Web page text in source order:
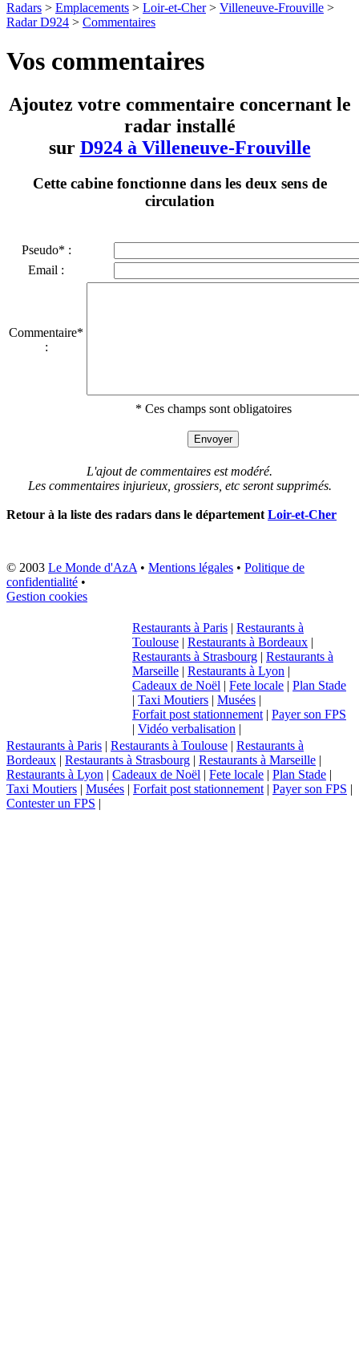
Radars > Emplacements > Loir-et-Cher> Villeneuve-Frouville >
Radar D924 > Commentaires
Vos commentaires
Ajoutez votre commentaire concernant le
radar installé
sur D924 à Villeneuve-Frouville
Cette cabine fonctionne dans les deux sens de
circulation
Pseudo* :
Email :
Commentaire*
:
* Ces champs sont obligatoires
L'ajout de commentaires est modéré.
Les commentaires injurieux, grossiers, etc seront supprimés.
Retour à la liste des radars dans le département Loir-et-Cher
© 2003 Le Monde d'AzA • Mentions légales • Politique de
confidentialité •
Gestion cookies
Restaurants à Paris | Restaurants à
Toulouse | Restaurants à Bordeaux |
Restaurants à Strasbourg | Restaurants à
Marseille | Restaurants à Lyon |
Cadeaux de Noël | Fete locale | Plan Stade
| Taxi Moutiers | Musées |
Forfait post stationnement | Payer son FPS
| Vidéo verbalisation |
Restaurants à Paris | Restaurants à Toulouse | Restaurants à
Bordeaux | Restaurants à Strasbourg | Restaurants à Marseille |
Restaurants à Lyon | Cadeaux de Noël | Fete locale | Plan Stade |
Taxi Moutiers | Musées | Forfait post stationnement | Payer son FPS |
Contester un FPS |